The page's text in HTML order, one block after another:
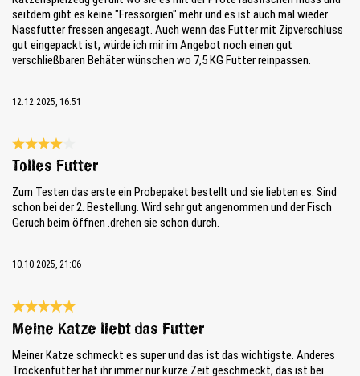
seitdem gibt es keine "Fressorgien" mehr und es ist auch mal wieder
Nassfutter fressen angesagt. Auch wenn das Futter mit Zipverschluss
gut eingepackt ist, würde ich mir im Angebot noch einen gut
verschließbaren Behäter wünschen wo 7,5 KG Futter reinpassen.
12.12.2025, 16:51
Reseña con calificación de 4 de 5 estrellas
Tolles Futter
Zum Testen das erste ein Probepaket bestellt und sie liebten es. Sind
schon bei der 2. Bestellung. Wird sehr gut angenommen und der Fisch
Geruch beim öffnen .drehen sie schon durch.
10.10.2025, 21:06
Reseña con calificación de 5 de 5 estrellas
Meine Katze liebt das Futter
Meiner Katze schmeckt es super und das ist das wichtigste. Anderes
Trockenfutter hat ihr immer nur kurze Zeit geschmeckt, das ist bei